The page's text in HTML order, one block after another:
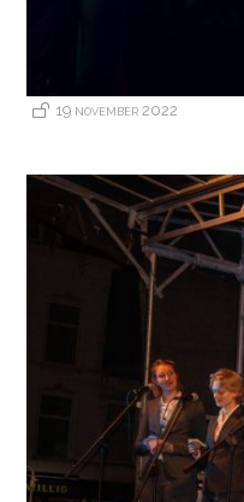
19 november 2022